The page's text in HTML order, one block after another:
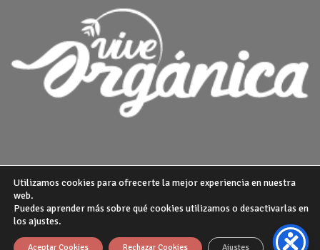
¿QUIENES SOMOS? POLITICA DE PRIVACIDAD
Theme fromWP Zipped
Utilizamos cookies para ofrecerte la mejor experiencia en nuestra
web.
Puedes aprender más sobre qué cookies utilizamos o desactivarlas en
los ajustes.
Aceptar Cookies Rechazar Cookies Ajustes